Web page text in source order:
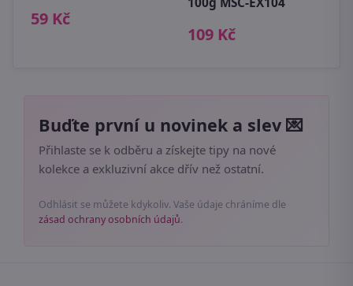
59 Kč
109 Kč
Buďte první u novinek a slev 💌
Přihlaste se k odběru a získejte tipy na nové
kolekce a exkluzivní akce dřív než ostatní.
Odhlásit se můžete kdykoliv. Vaše údaje chráníme dle
zásad ochrany osobních údajů.